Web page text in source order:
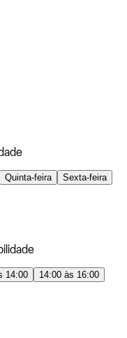
Quinta-feira
Sexta-feira
14:00
14:00 às 16:00